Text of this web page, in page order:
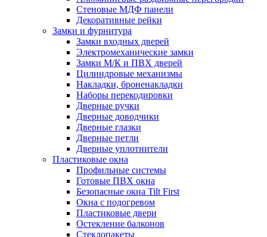
Стеновые МДФ панели
Декоративные рейки
Замки и фурнитура
Замки входных дверей
Электромеханические замки
Замки М/К и ПВХ дверей
Цилиндровые механизмы
Накладки, броненакладки
Наборы перекодировки
Дверные ручки
Дверные доводчики
Дверные глазки
Дверные петли
Дверные уплотнители
Пластиковые окна
Профильные системы
Готовые ПВХ окна
Безопасные окна Tilt First
Окна с подогревом
Пластиковые двери
Остекление балконов
Стеклопакеты